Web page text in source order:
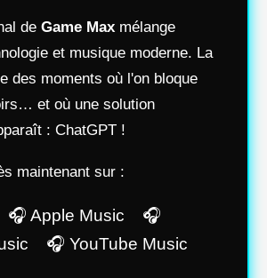
de Game Max mélange
et musique moderne. La
des moments où l'on bloque
et où une solution
: ChatGPT !
maintenant sur :
Apple Music 🎧
🎧 YouTube Music